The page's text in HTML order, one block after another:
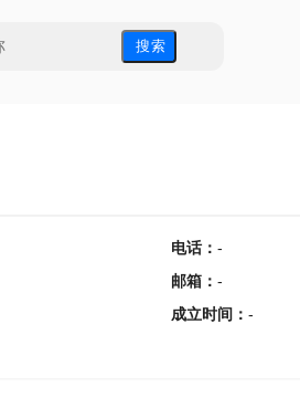
搜 索
电话： -
邮箱 ： -
成立时间 ： -